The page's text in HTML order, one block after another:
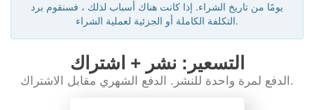
يومًا من تاريخ الشراء. إذا كانت هناك أسباب لذلك ، فسنقوم برد
التكلفة الكاملة أو الجزئية لعملية الشراء.
التسعير: نشر + اشتراك
الدفع لمرة واحدة للنشر. الدفع الشهري مقابل الاشتراك.